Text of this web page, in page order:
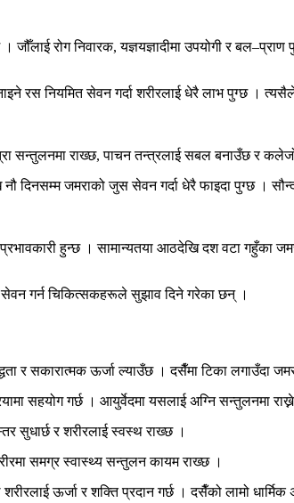
रोग निवारक, यज्ञयज्ञादीमा उपयोगी र
रस नियमित सेवन गर्दा शरीरलाई धेरै लाभ पुग्छ ।
सन्तुलनमा राख्छ, पाचन तन्त्रलाई सबल बनाउँछ र
जमराको जुस सेवन गर्दा धेरै फाइदा पुग्छ ।
हुन्छ । सामान्यतया आठदेखि दश वटा गहुँका
गर्न चिकित्सकहरूले सुझाव दिने गरेका छन् ।
र सकारात्मक ऊर्जा ल्याउँछ । दसैँमा टिका लगाउँदा
सहयोग गर्छ । आयुर्वेदमा यसलाई अग्नि सन्तुलनमा
सुधार्छ र शरीरलाई स्वस्थ राख्छ ।
समग्र स्वास्थ्य सन्तुलन कायम राख्छ ।
ऊर्जा र शक्ति प्रदान गर्छ । दसैँको लामो